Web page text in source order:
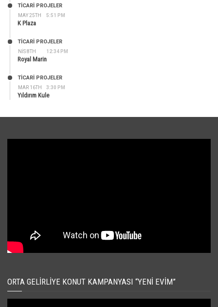
MAY 25TH 5:51 PM
TİCARİ PROJELER
K Plaza
NIS 8TH 12:34 PM
TİCARİ PROJELER
Royal Marin
MAR 16TH 3:30 PM
TİCARİ PROJELER
Yıldırım Kule
ORTA GELIRLIYE KONUT KAMPANYASI “YENI EVIM”